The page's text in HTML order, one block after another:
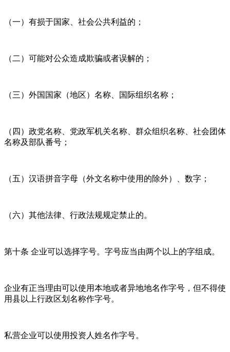
（一）有损于国家、社会公共利益的；
（二）可能对公众造成欺骗或者误解的；
（三）外国国家（地区）名称、国际组织名称；
（四）政党名称、党政军机关名称、群众组织名称、社会团体
名称及部队番号；
（五）汉语拼音字母（外文名称中使用的除外）、数字；
（六）其他法律、行政法规规定禁止的。
第十条 企业可以选择字号。字号应当由两个以上的字组成。
企业有正当理由可以使用本地或者异地地名作字号，但不得使
用县以上行政区划名称作字号。
私营企业可以使用投资人姓名作字号。